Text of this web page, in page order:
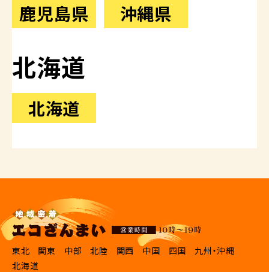
鹿児島県
沖縄県
北海道
北海道
東北 関東 中部 北陸 関西 中国 四国
九州・沖縄
北海道